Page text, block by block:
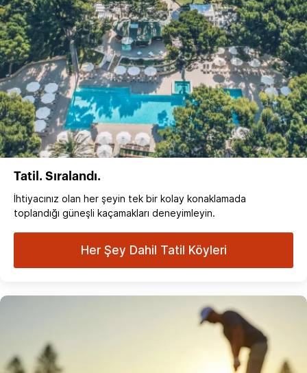
Tatil. Sıralandı.
İhtiyacınız olan her şeyin tek bir kolay konaklamada
toplandığı güneşli kaçamakları deneyimleyin.
Her Şey Dahil Tatil Köyleri